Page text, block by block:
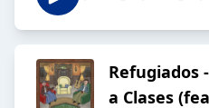
Refugiados
a Clases